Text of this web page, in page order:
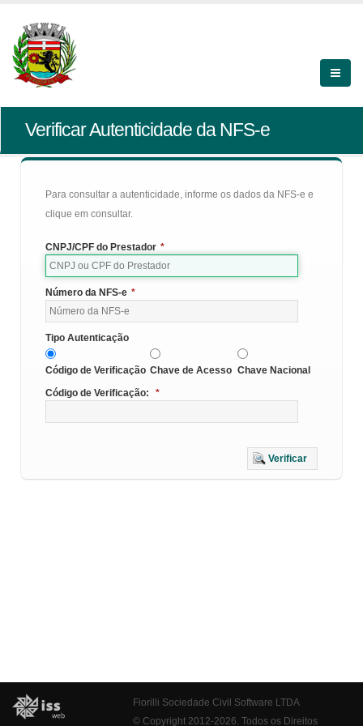
Verificar Autenticidade da NFS-e
Para consultar a autenticidade, informe os dados da NFS-e e
clique em consultar.
CNPJ/CPF do Prestador *
Número da NFS-e *
Tipo Autenticação
Código de Verificação Chave de Acesso Chave Nacional
Código de Verificação:
*
Verificar
Fiorilli Sociedade Civil Software LTDA
© Copyright 2012-2026. Todos os Direitos